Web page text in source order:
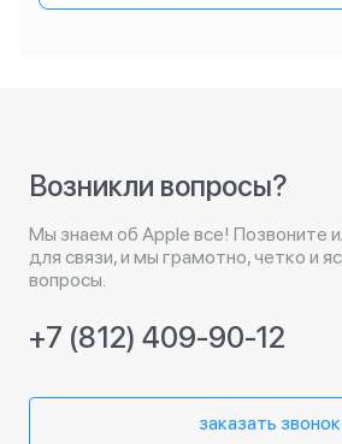
Возникли вопросы?
Мы знаем об Apple все! Позвоните
для связи, и мы грамотно, четко и
вопросы.
+7 (812) 409-90-12
заказать звонок